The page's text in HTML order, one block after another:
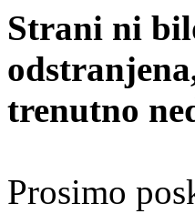
Strani ni
trenutno
Prosimo